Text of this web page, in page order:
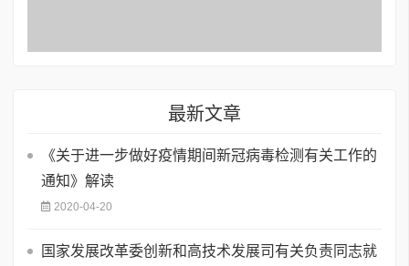
最新文章
《关于进一步做好疫情期间新冠病毒检测有关工作的
通知》解读
2020-04-20
国家发展改革委创新和高技术发展司有关负责同志就